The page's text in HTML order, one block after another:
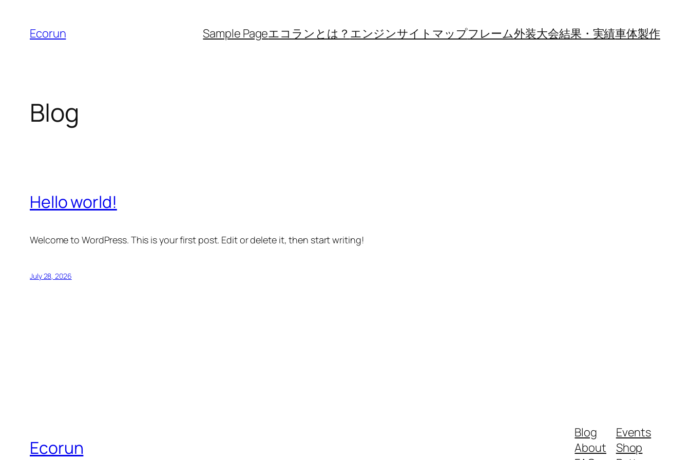
content
Ecorun Sample Pageエコランとは？ エンジンサイトマップフレーム外装大会結果・実績車体製作
Blog
Hello world!
Welcome to WordPress. This is your first post. Edit or delete it, then start writing!
July 28, 2026
Ecorun
Blog
About
Events
Shop